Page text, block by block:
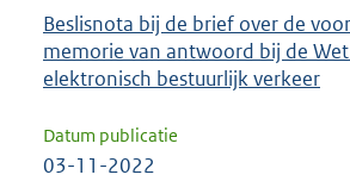
Beslisnota bij de brief over de
memorie van antwoord bij de
elektronisch bestuurlijk verkeer
Datum publicatie
03-11-2022